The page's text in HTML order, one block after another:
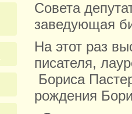
Совета
заведующая
На этот раз
писателя,
Бориса
рождения